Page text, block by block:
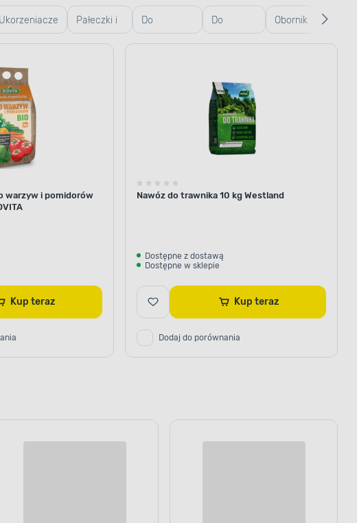
Ukorzeniacze
wzrostu
Pałeczki i
aplikatory
Do Do Obornik Wapno
warzyw i pomidorów
Kup teraz
Nawóz do trawnika 10 kg Westland
Dostępne z dostawą
Dostępne w sklepie
Kup teraz
Dodaj do porównania